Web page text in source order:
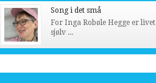
Song i det små
For Inga Robøle Hegge er livet
sjølv ...